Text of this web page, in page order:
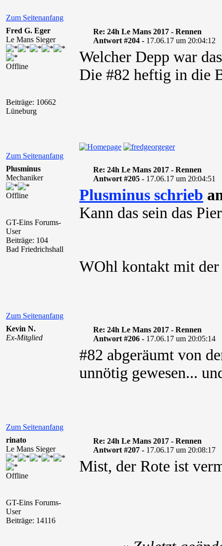
Zum Seitenanfang
Fred G. Eger
Le Mans Sieger
Offline
Beiträge: 10662
Lüneburg
Re: 24h Le Mans 2017 - Rennen
Antwort #204 - 17.06.17 um 20:04:12
Welcher Depp war
Die #82 heftig in die
Zum Seitenanfang
Plusminus
Mechaniker
Offline
GT-Eins Forums-
User
Beiträge: 104
Bad Friedrichshall
Re: 24h Le Mans 2017 - Rennen
Antwort #205 - 17.06.17 um 20:04:51
Plusminus schrieb
Kann das sein das
WOhl kontakt mit der
Zum Seitenanfang
Kevin N.
Ex-Mitglied
Re: 24h Le Mans 2017 - Rennen
Antwort #206 - 17.06.17 um 20:05:14
#82 abgeräumt von
unnötig gewesen...
Zum Seitenanfang
rinato
Le Mans Sieger
Offline
GT-Eins Forums-
User
Beiträge: 14116
Re: 24h Le Mans 2017 - Rennen
Antwort #207 - 17.06.17 um 20:08:17
Mist, der Rote ist